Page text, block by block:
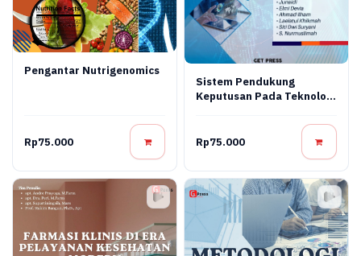
Pengantar Nutrigenomics
Rp75.000
Sistem Pendukung
Keputusan Pada Teknologi
Rp75.000